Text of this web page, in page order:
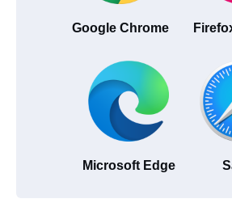
Google Chrome
Microsoft Edge